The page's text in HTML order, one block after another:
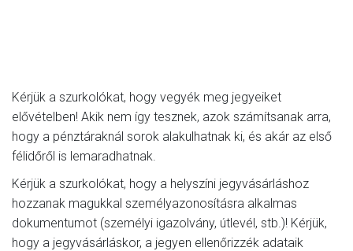
Kérjük a szurkolókat, hogy vegyék meg jegyeiket
elővételben! Akik nem így tesznek, azok számítsanak arra,
hogy a pénztáraknál sorok alakulhatnak ki, és akár az első
félidőről is lemaradhatnak.
Kérjük a szurkolókat, hogy a helyszíni jegyvásárláshoz
hozzanak magukkal személyazonosításra alkalmas
dokumentumot (személyi igazolvány, útlevél, stb.)! Kérjük,
hogy a jegyvásárláskor, a jegyen ellenőrizzék adataik